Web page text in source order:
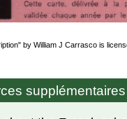
by William J Carrasco is
supplémentaires